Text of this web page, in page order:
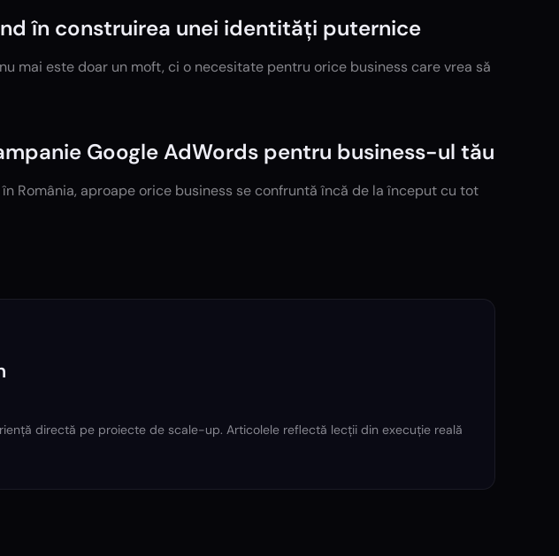
în construirea unei identități puternice
mai este doar un moft, ci o necesitate pentru orice business care vrea să
Google AdWords pentru business-ul tău
România, aproape orice business se confruntă încă de la început cu tot
directă pe proiecte de scale-up. Articolele reflectă lecții din execuție reală